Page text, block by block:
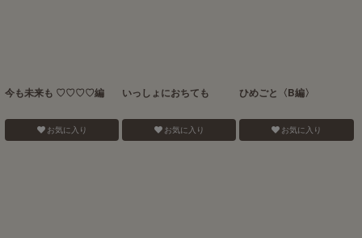
今も未来も ♡♡♡♡編
お気に入り
いっしょにおちても
お気に入り
ひめごと〈B編〉
お気に入り